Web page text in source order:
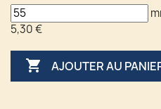
5,30 €
 AJOUTER AU